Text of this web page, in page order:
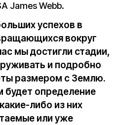
James Webb.
успехов в
вокруг
мы достигли стадии,
и подробно
размером с Землю.
определение
либо из них
или уже